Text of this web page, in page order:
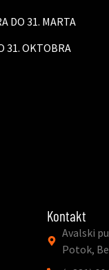
DO 31. MARTA
31. OKTOBRA
Kontakt
Avalski
Potok,